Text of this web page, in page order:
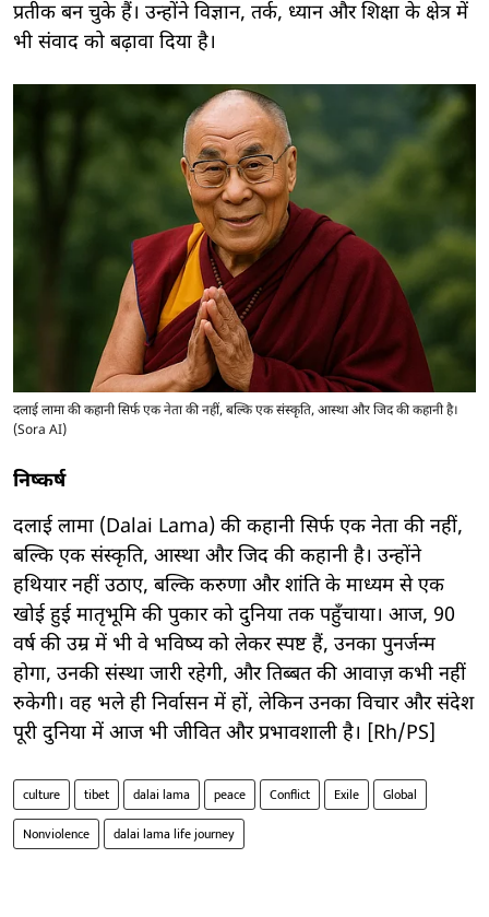
प्रतीक बन चुके हैं। उन्होंने विज्ञान, तर्क, ध्यान और शिक्षा के क्षेत्र में
भी संवाद को बढ़ावा दिया है।
दलाई लामा की कहानी सिर्फ एक नेता की नहीं, बल्कि एक संस्कृति, आस्था और जिद की कहानी है।
(Sora AI)
निष्कर्ष
दलाई लामा (Dalai Lama) की कहानी सिर्फ एक नेता की नहीं,
बल्कि एक संस्कृति, आस्था और जिद की कहानी है। उन्होंने
हथियार नहीं उठाए, बल्कि करुणा और शांति के माध्यम से एक
खोई हुई मातृभूमि की पुकार को दुनिया तक पहुँचाया। आज, 90
वर्ष की उम्र में भी वे भविष्य को लेकर स्पष्ट हैं, उनका पुनर्जन्म
होगा, उनकी संस्था जारी रहेगी, और तिब्बत की आवाज़ कभी नहीं
रुकेगी। वह भले ही निर्वासन में हों, लेकिन उनका विचार और संदेश
पूरी दुनिया में आज भी जीवित और प्रभावशाली है। [Rh/PS]
culture tibet dalai lama peace Conflict Exile
Global
Nonviolence
dalai lama life journey